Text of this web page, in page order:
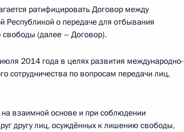
проявивших выдающиеся способности
исследовательского центра
ратифицировать Договор между
Республикой о передаче для отбывания
(далее – Договор).
2014 года в целях развития международно-
сотрудничества по вопросам передачи лиц,
взаимной основе и при соблюдении
другу лиц, осуждённых к лишению свободы,